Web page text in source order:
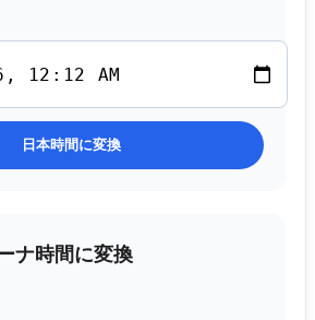
日本時間に変換
ナ時間に変換